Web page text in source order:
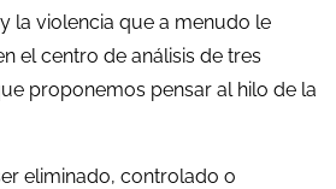
la violencia que a menudo le
el centro de análisis de tres
proponemos pensar al hilo de la
eliminado, controlado o